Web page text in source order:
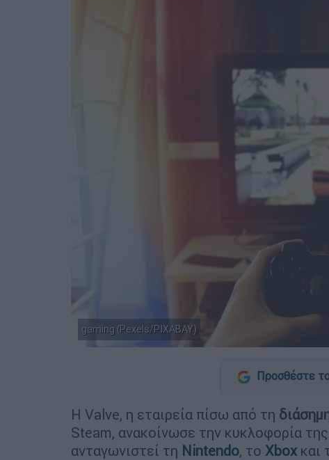
gaming (Pexels/PIXABAY)
Προσθέστε
Η Valve, η εταιρεία πίσω από τη
Steam, ανακοίνωσε την κυκλοφορία
ανταγωνιστεί τη Nintendo, το Xbox και